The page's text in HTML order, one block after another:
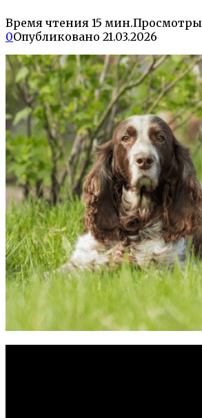
Время чтения 15 мин.Просмотры
0Опубликовано 21.03.2026